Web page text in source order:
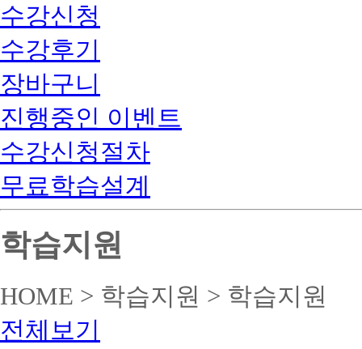
수강신청
수강후기
장바구니
진행중인 이벤트
수강신청절차
무료학습설계
학습지원
HOME > 학습지원 > 학습지원
전체보기